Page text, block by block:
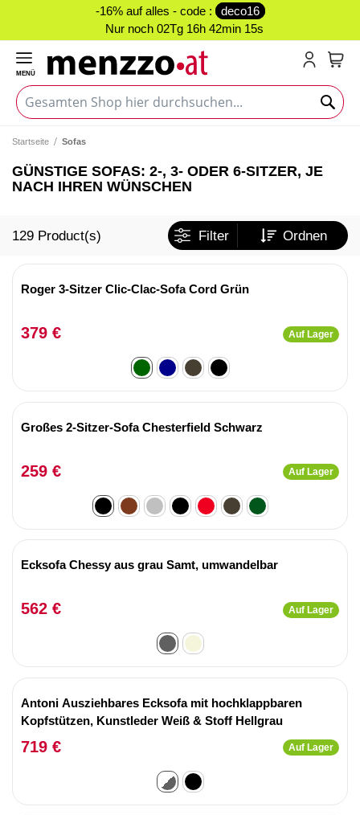
-16% auf alles - code :
deco16
Nur noch 02Tg 16h 42min 14s
MENÜ
Startseite Sofas
GÜNSTIGE SOFAS: 2-, 3- ODER 6-SITZER, JE
NACH IHREN WÜNSCHEN
129 Product(s) Filter Ordnen
Roger 3-Sitzer Clic-Clac-Sofa Cord Grün
379 € Auf Lager
Großes 2-Sitzer-Sofa Chesterfield Schwarz
259 € Auf Lager
Ecksofa Chessy aus grau Samt, umwandelbar
562 € Auf Lager
Antoni Ausziehbares Ecksofa mit hochklappbaren
Kopfstützen, Kunstleder Weiß & Stoff Hellgrau
719 € Auf Lager